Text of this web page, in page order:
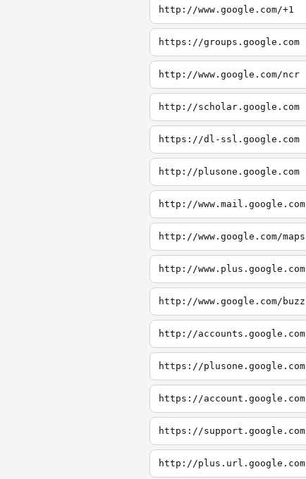
http://www.google.com/+1
https://groups.google.com
http://www.google.com/ncr
http://scholar.google.com
https://dl-ssl.google.com
http://plusone.google.com
http://www.mail.google.com
http://www.google.com/maps
http://www.plus.google.com
http://www.google.com/buzz
http://accounts.google.com
https://plusone.google.com
https://account.google.com
https://support.google.com
http://plus.url.google.com